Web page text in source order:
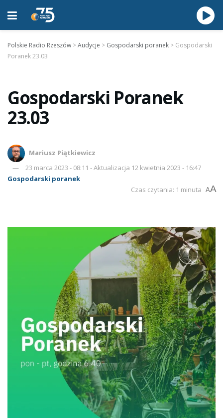
Polskie Radio Rzeszów >Audycje > Gospodarski poranek > Gospodarski
Poranek 23.03
Gospodarski Poranek
23.03
Mariusz Piątkiewicz
23 marca 2023 - 08:11 - Aktualizacja 12 kwietnia 2023 - 16:47
Gospodarski poranek
Czas czytania: 1 minuta AA